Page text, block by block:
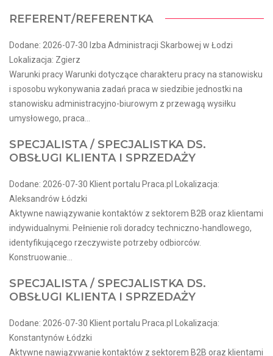
REFERENT/REFERENTKA
Dodane: 2026-07-30 Izba Administracji Skarbowej w Łodzi
Lokalizacja: Zgierz
Warunki pracy Warunki dotyczące charakteru pracy na stanowisku
i sposobu wykonywania zadań praca w siedzibie jednostki na
stanowisku administracyjno-biurowym z przewagą wysiłku
umysłowego, praca...
SPECJALISTA / SPECJALISTKA DS.
OBSŁUGI KLIENTA I SPRZEDAŻY
Dodane: 2026-07-30 Klient portalu Praca.pl Lokalizacja:
Aleksandrów Łódzki
Aktywne nawiązywanie kontaktów z sektorem B2B oraz klientami
indywidualnymi. Pełnienie roli doradcy techniczno-handlowego,
identyfikującego rzeczywiste potrzeby odbiorców.
Konstruowanie...
SPECJALISTA / SPECJALISTKA DS.
OBSŁUGI KLIENTA I SPRZEDAŻY
Dodane: 2026-07-30 Klient portalu Praca.pl Lokalizacja:
Konstantynów Łódzki
Aktywne nawiązywanie kontaktów z sektorem B2B oraz klientami